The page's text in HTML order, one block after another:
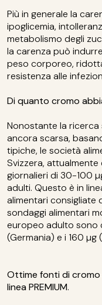
Più in generale la
ipoglicemia,
metabolismo degli
la carenza può
peso corporeo,
resistenza alle
Di quanto cromo
Nonostante la ricerca
ancora scarsa,
tipiche, le società
Svizzera,
giornalieri di 30-100
adulti. Questo è in
alimentari consigliate
sondaggi alimentari
europeo adulto sono
(Germania) e i 160
Ottime fonti di
linea PREMIUM.